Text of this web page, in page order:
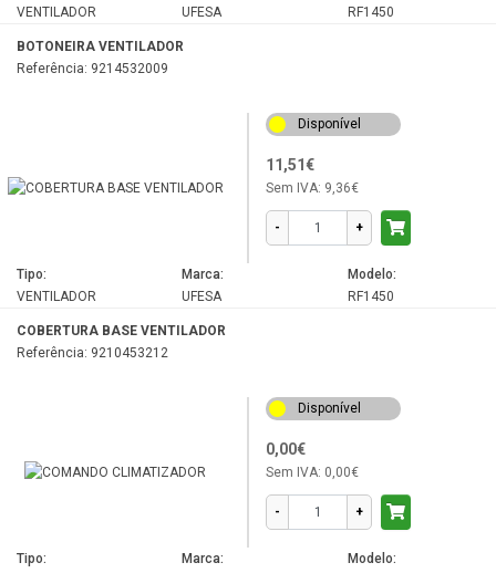
VENTILADOR
UFESA
RF1450
BOTONEIRA VENTILADOR
Referência: 9214532009
Tipo:
VENTILADOR
Marca:
UFESA
Modelo:
RF1450
COBERTURA BASE VENTILADOR
Referência: 9210453212
Disponível
11,51€
Sem IVA: 9,36€
- +
Tipo:
Marca:
Modelo:
Disponível
0,00€
Sem IVA: 0,00€
- +